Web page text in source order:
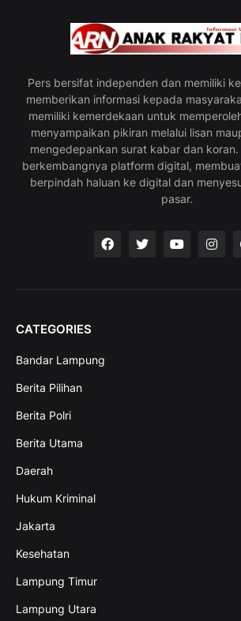
Pers bersifat independen dan memiliki
memberikan informasi kepada
memiliki kemerdekaan untuk
menyampaikan pikiran melalui lisan
mengedepankan surat kabar dan
berkembangnya platform digital,
berpindah haluan ke digital dan
pasar.
CATEGORIES
Bandar Lampung
Berita Pilihan
Berita Polri
Berita Utama
Daerah
Hukum Kriminal
Jakarta
Kesehatan
Lampung Timur
Lampung Utara